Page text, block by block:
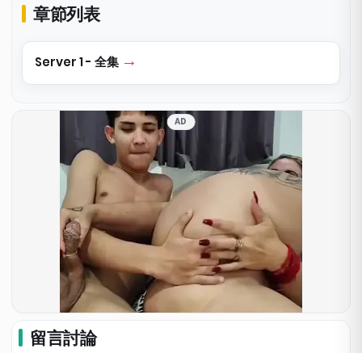
章節列表
Server 1 - 全集
AD
留言討論